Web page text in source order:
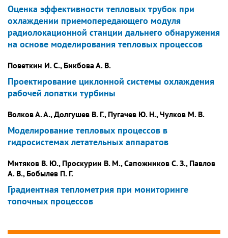
Оценка эффективности тепловых трубок при
охлаждении приемопередающего модуля
радиолокационной станции дальнего обнаружения
на основе моделирования тепловых процессов
Поветкин И. С., Бикбова А. В.
Проектирование циклонной системы охлаждения
рабочей лопатки турбины
Волков А. А., Долгушев В. Г., Пугачев Ю. Н., Чулков М. В.
Моделирование тепловых процессов в
гидросистемах летательных аппаратов
Митяков В. Ю., Проскурин В. М., Сапожников С. З., Павлов
А. В., Бобылев П. Г.
Градиентная теплометрия при мониторинге
топочных процессов